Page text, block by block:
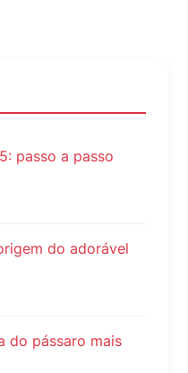
passo a passo
do adorável
do pássaro mais